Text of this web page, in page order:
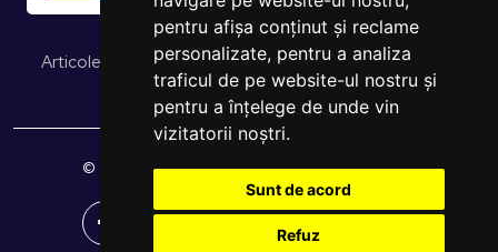
pentru afișa conținut și reclame
personalizate, pentru a analiza
traficul de pe website-ul nostru și
pentru a înțelege de unde vin
vizitatorii noștri.
Sunt de acord
Refuz
Articole și opiniiStudii și rapoarteEUROPULS Rezultate
© 2026 EUROPULS. Toate drepturile rezervate.